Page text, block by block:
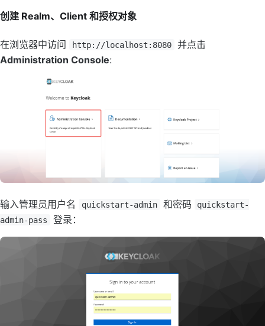
创建 Realm、Client 和授权对象
在浏览器中访问 http://localhost:8080
并点击
Administration Console:
输入管理员用户名 quickstart-admin 和密码
quickstart-
admin-pass
登录：